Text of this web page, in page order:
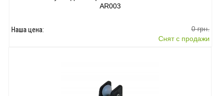
AR003
0 грн.
Наша цена:
Снят с продажи